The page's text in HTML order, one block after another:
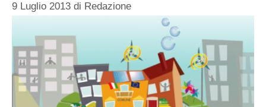
9 Luglio 2013 di Redazione